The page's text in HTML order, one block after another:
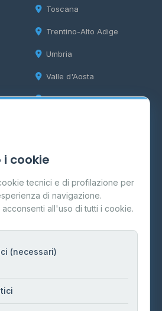
Toscana
Trentino-Alto Adige
Umbria
Valle d'Aosta
Veneto
i cookie
tecnici e di profilazione per
di navigazione.
all'uso di tutti i cookie.
(necessari)